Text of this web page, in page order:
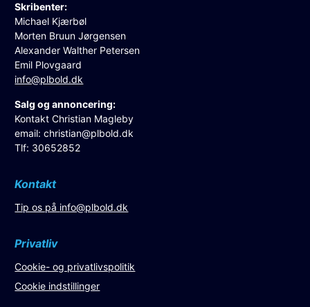
Skribenter:
Michael Kjærbøl
Morten Bruun Jørgensen
Alexander Walther Petersen
Emil Plovgaard
info@plbold.dk
Salg og annoncering:
Kontakt Christian Magleby
email:christian@plbold.dk
Tlf: 30652852
Kontakt
Tip os på info@plbold.dk
Privatliv
Cookie- og privatlivspolitik
Cookie indstillinger